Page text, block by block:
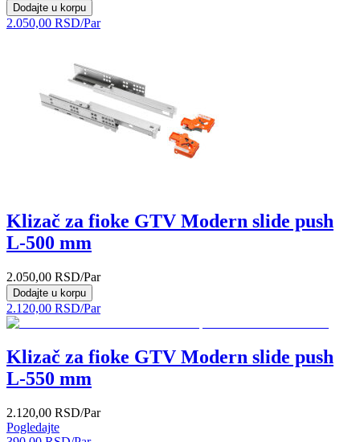
Dodajte u korpu
2.050,00 RSD/Par
Klizač za fioke GTV Modern slide push
L-500 mm
2.050,00 RSD/Par
Dodajte u korpu
2.120,00 RSD/Par
Klizač za fioke GTV Modern slide push
L-550 mm
2.120,00 RSD/Par
Pogledajte